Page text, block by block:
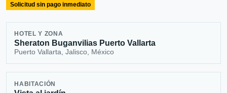
Solicitud sin pago inmediato
HOTEL Y ZONA
Sheraton Buganvilias Puerto Vallarta
Puerto Vallarta, Jalisco, México
HABITACIÓN